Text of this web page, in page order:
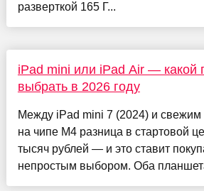
разверткой 165 Г...
iPad mini или iPad Air — какой
выбрать в 2026 году
Между iPad mini 7 (2024) и свежим
на чипе M4 разница в стартовой
тысяч рублей — и это ставит
непростым выбором. Оба